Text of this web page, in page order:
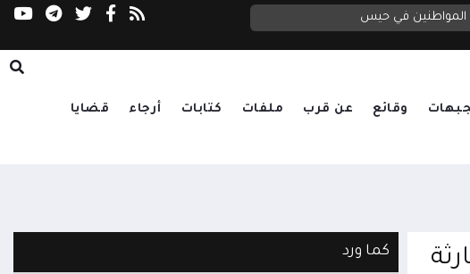
المواطنين في حيس
وقائع عن قرب ملفات كتابات أرجاء قضايا
كما ورد